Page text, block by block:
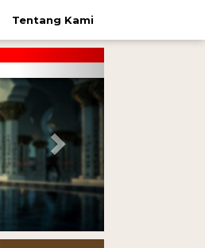
Tentang Kami
Next